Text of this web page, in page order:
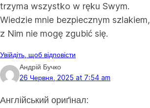
trzyma wszystko w ręku Swym.
Wiedzie mnie bezpiecznym szlakiem,
z Nim nie mogę zgubić się.
Увійдіть, щоб відповісти
Андрій Бучко
26 Червня, 2025 at 7:54 am
Англійський ориґінал: